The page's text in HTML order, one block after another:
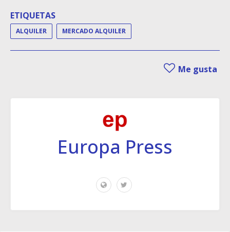
ETIQUETAS
ALQUILER MERCADO ALQUILER
Me gusta
Europa Press